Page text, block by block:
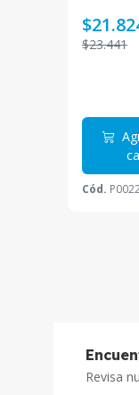
$23.441
Cód.
Revisa